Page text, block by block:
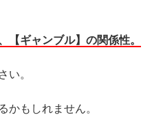
【ギャンブル】の関係性。
い。
かもしれません。